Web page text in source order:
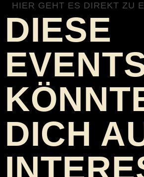
HIER GEHT ES DIREKT ZU
DIESE
DICH